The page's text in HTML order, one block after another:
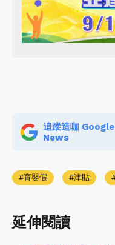
追蹤造咖 Google
News
育嬰假 津貼
延伸閱讀